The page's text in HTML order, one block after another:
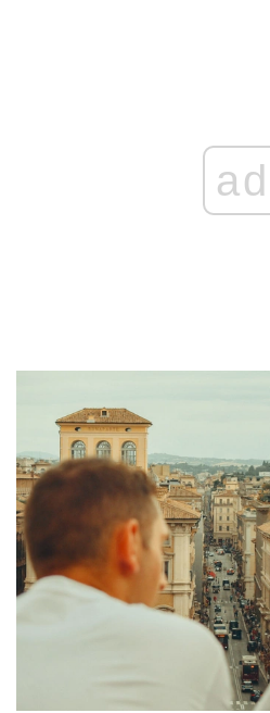
ad